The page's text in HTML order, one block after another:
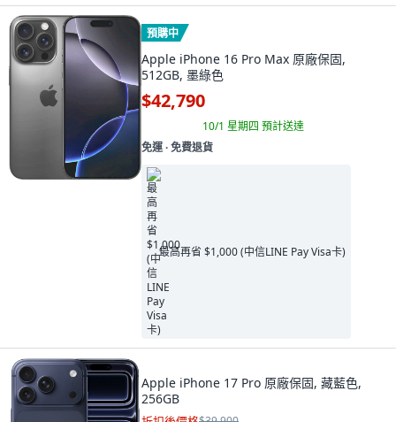
預購中
Apple iPhone 16 Pro Max 原廠保固,
512GB, 墨綠色
$42,790
10/1 星期四 預計送達
免運 ∙ 免費退貨
最高再省 $1,000 (中信LINE Pay Visa卡)
Apple iPhone 17 Pro 原廠保固, 藏藍色,
256GB